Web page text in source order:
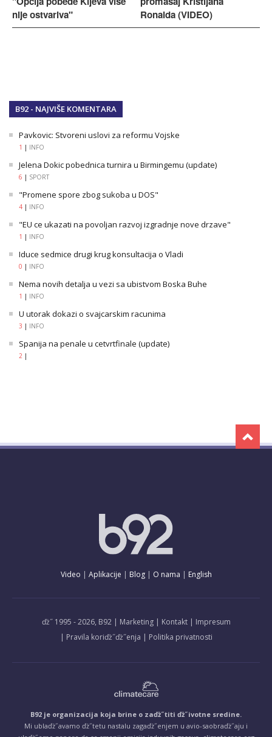
nije ostvariva"
Ronalda (VIDEO)
B92 - NAJVIŠE KOMENTARA
Pavkovic: Stvoreni uslovi za reformu Vojske
1 | INFO
Jelena Dokic pobednica turnira u Birmingemu (update)
6 | SPORT
"Promene spore zbog sukoba u DOS"
4 | INFO
"EU ce ukazati na povoljan razvoj izgradnje nove drzave"
1 | INFO
Iduce sedmice drugi krug konsultacija o Vladi
0 | INFO
Nema novih detalja u vezi sa ubistvom Boska Buhe
1 | INFO
U utorak dokazi o svajcarskim racunima
3 | INFO
Spanija na penale u cetvrtfinale (update)
2 |
Video Aplikacije Blog O nama English
ďż˝ 1995 - 2026, B92 Marketing Kontakt
Impresum
Pravila koriďż˝ďż˝enja
Politika privatnosti
B92 je organizacija koja brine o zaďż˝titi ďż˝ivotne sredine.
Mi ublaďż˝avamo ďż˝tetu nastalu zagaďż˝enjem u avio-saobraďż˝aju i